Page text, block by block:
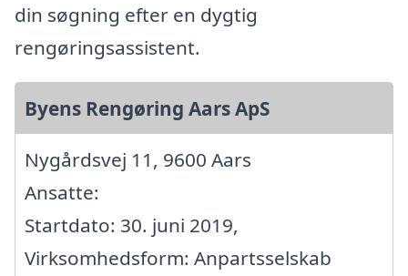
din søgning efter en dygtig
rengøringsassistent.
Byens Rengøring Aars ApS
Nygårdsvej 11, 9600 Aars
Ansatte:
Startdato: 30. juni 2019,
Virksomhedsform: Anpartsselskab